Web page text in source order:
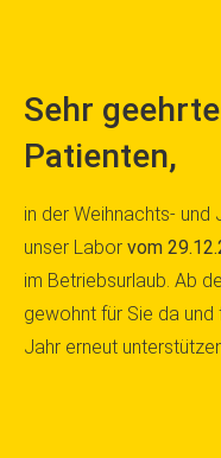
Sehr
Patienten,
in der Weihnachts-
unser Labor vom
im Betriebsurlaub. Ab
gewohnt für Sie da und
Jahr erneut